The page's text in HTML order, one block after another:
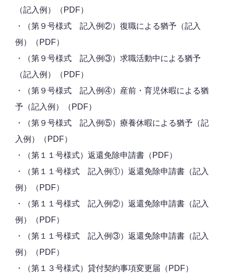
（記入例）（PDF）
・
（第９号様式 記入例②）復職による猶予（記入
例）（PDF）
・
（第９号様式 記入例③）求職活動中による猶予
（記入例）（PDF）
・
（第９号様式 記入例④）産前・育児休暇による猶
予（記入例）（PDF）
・
（第９号様式 記入例⑤）療養休暇による猶予（記
入例）（PDF）
・
（第１１号様式）返還免除申請書（PDF）
・
（第１１号様式 記入例①）返還免除申請書（記入
例）（PDF）
・
（第１１号様式 記入例②）返還免除申請書（記入
例）（PDF）
・
（第１１号様式 記入例③）返還免除申請書（記入
例）（PDF）
・
（第１３号様式）貸付契約事項変更届（PDF）